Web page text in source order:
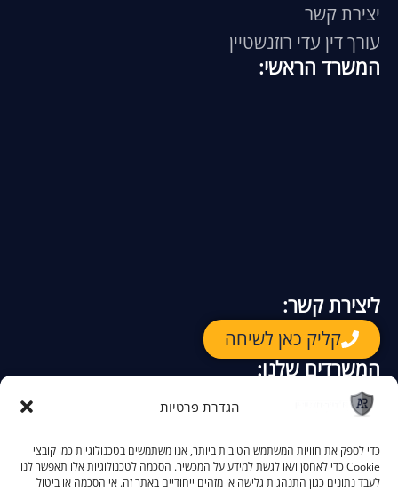
הגדרת פרטיות
כדי לספק את חוויות המשתמש הטובות ביותר, אנו משתמשים בטכנולוגיות כמו קובצי
Cookie כדי לאחסן ו/או לגשת למידע על המכשיר. הסכמה לטכנולוגיות אלו תאפשר לנו
לעבד נתונים כגון התנהגות גלישה או מזהים ייחודיים באתר זה. אי הסכמה או ביטול
יצירת קשר
עורך דין עדי רוזנשטיין
המשרד הראשי:
ליצירת קשר:
קליק כאן לשיחה
המשרדים שלנו:
ת"א–
באר שבע –
אילת –הקניון האדום, התמרים 2